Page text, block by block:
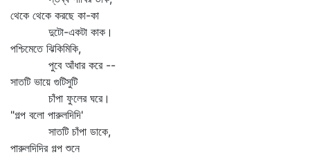
থেকে থেকে করছে কা-কা
দুটো-একটা কাক।
পশ্চিমেতে ঝিকিমিকি,
পুবে আঁধার করে --
সাতটি ভায়ে গুটিসুটি
চাঁপা ফুলের ঘরে।
"গল্প বলো পারুলদিদি'
সাতটি চাঁপা ডাকে,
পারুলদিদির গল্প শুনে